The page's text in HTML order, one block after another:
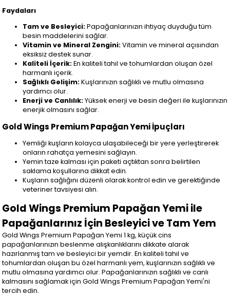
Faydaları
Tam ve Besleyici:Papağanlarınızın ihtiyaç duyduğu tüm
besin maddelerini sağlar.
Vitamin ve Mineral Zengini:Vitamin ve mineral açısından
eksiksiz destek sunar.
Kaliteli İçerik:En kaliteli tahıl ve tohumlardan oluşan özel
harmanlı içerik.
Sağlıklı Gelişim:Kuşlarınızın sağlıklı ve mutlu olmasına
yardımcı olur.
Enerji ve Canlılık:Yüksek enerji ve besin değeri ile kuşlarınızın
enerjik olmasını sağlar.
Gold Wings Premium Papağan Yemi İpuçları
Yemliği kuşların kolayca ulaşabileceği bir yere yerleştirerek
onların rahatça yemesini sağlayın.
Yemin taze kalması için paketi açtıktan sonra belirtilen
saklama koşullarına dikkat edin.
Kuşların sağlığını düzenli olarak kontrol edin ve gerektiğinde
veteriner tavsiyesi alın.
Gold Wings Premium Papağan Yemi ile
Papağanlarınız İçin Besleyici ve Tam Yem
Gold Wings Premium Papağan Yemi 1 kg, küçük cins
papağanlarınızın beslenme alışkanlıklarını dikkate alarak
hazırlanmış tam ve besleyici bir yemdir. En kaliteli tahıl ve
tohumlardan oluşan bu özel harmanlı yem, kuşlarınızın sağlıklı ve
mutlu olmasına yardımcı olur. Papağanlarınızın sağlıklı ve canlı
kalmasını sağlamak için Gold Wings Premium Papağan Yemi'ni
tercih edin.